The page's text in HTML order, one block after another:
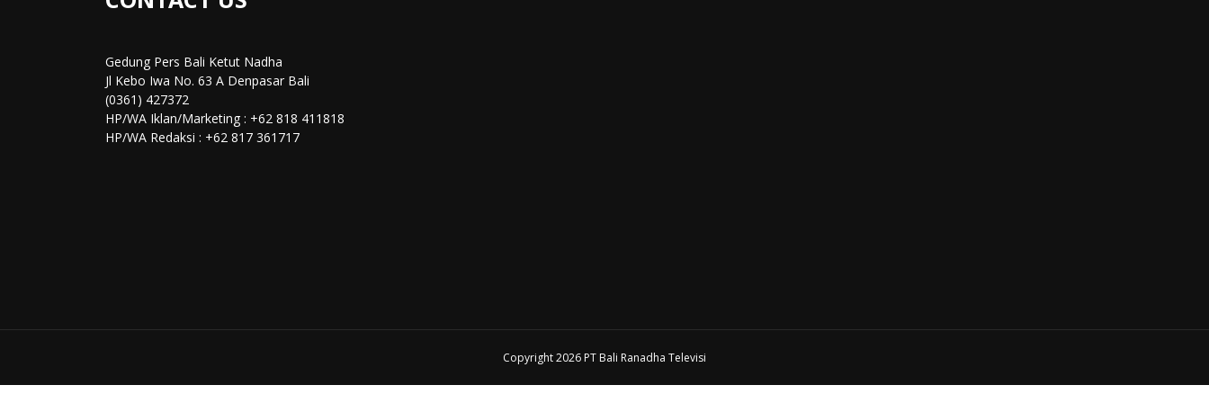
Gedung Pers Bali Ketut Nadha
Jl Kebo Iwa No. 63 A Denpasar Bali
(0361) 427372
HP/WA Iklan/Marketing : +62 818 411818
HP/WA Redaksi : +62 817 361717
Copyright 2026 PT Bali Ranadha Televisi